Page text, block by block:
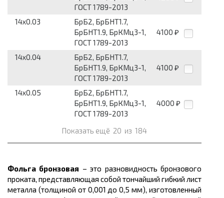
ГОСТ 1789-2013
14x0.03
БрБ2, БрБНТ1.7,
БрБНТ1.9, БрКМц3-1,
ГОСТ 1789-2013
4100 ₽
14x0.04
БрБ2, БрБНТ1.7,
БрБНТ1.9, БрКМц3-1,
ГОСТ 1789-2013
4100 ₽
14x0.05
БрБ2, БрБНТ1.7,
БрБНТ1.9, БрКМц3-1,
ГОСТ 1789-2013
4000 ₽
Показать ещё 20 из 184
Фольга бронзовая – это разновидность бронзового
проката, представляющая собой тончайший гибкий лист
металла (толщиной от 0,001 до 0,5 мм), изготовленный